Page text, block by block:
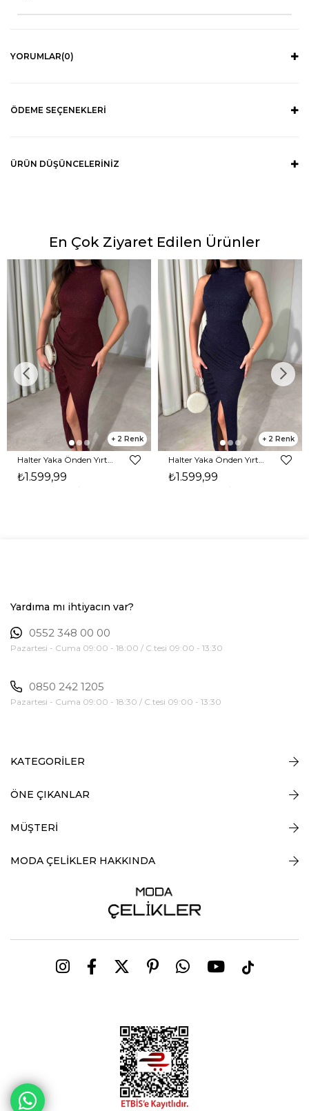
YORUMLAR(0)
ÖDEME SEÇENEKLERI
ÜRÜN DÜŞÜNCELERINIZ
En Çok Ziyaret Edilen Ürünler
2
Halter Yaka Önden Yırtmaçlı Midi Boy Bordo Hasre Kadın Elbise 26Y502
₺1.599,99
2
Halter Yaka Önden Yırtmaçlı Midi Boy Lacivert Hasre Kadın Elbise 26Y502
₺1.599,99
Yardıma mı ihtiyacın var?
0552 348 00 00
Pazartesi - Cuma 09:00 - 18:00 / C.tesi 09:00 - 13:30
0850 242 1205
Pazartesi - Cuma 09:00 - 18:30 / C.tesi 09:00 - 13:30
KATEGORİLER
ÖNE ÇIKANLAR
MÜŞTERİ
MODA ÇELİKLER HAKKINDA